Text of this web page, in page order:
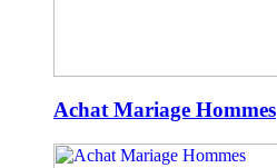
Achat Mariage Hommes